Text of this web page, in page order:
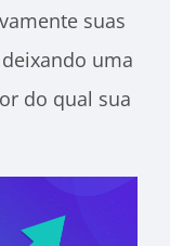
suas
uma
do qual sua